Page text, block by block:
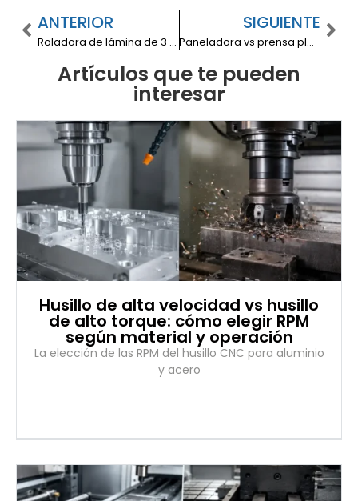
ANTERIOR
Roladora de lámina de 3 rodillos vs 4 rodillos: cuál comprar según espesor, precurvado y repetibilidad
SIGUIENTE
Paneladora vs prensa plegadora: cuándo conviene comprar una paneladora
Artículos que te pueden
interesar
Husillo de alta velocidad vs husillo
de alto torque: cómo elegir RPM
según material y operación
La elección de las RPM del husillo CNC para aluminio
y acero